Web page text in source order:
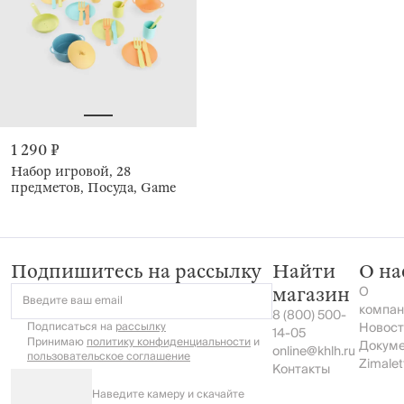
1 290 ₽
Набор игровой, 28
предметов, Посуда, Game
Подпишитесь на рассылку
Введите ваш email
Подписаться на рассылку
Принимаюполитику конфиденциальностии
пользовательское соглашение
Наведите камеру и скачайте
Найти
магазин
8 (800) 500-
14-05
online@khlh.ru
Контакты
О
О